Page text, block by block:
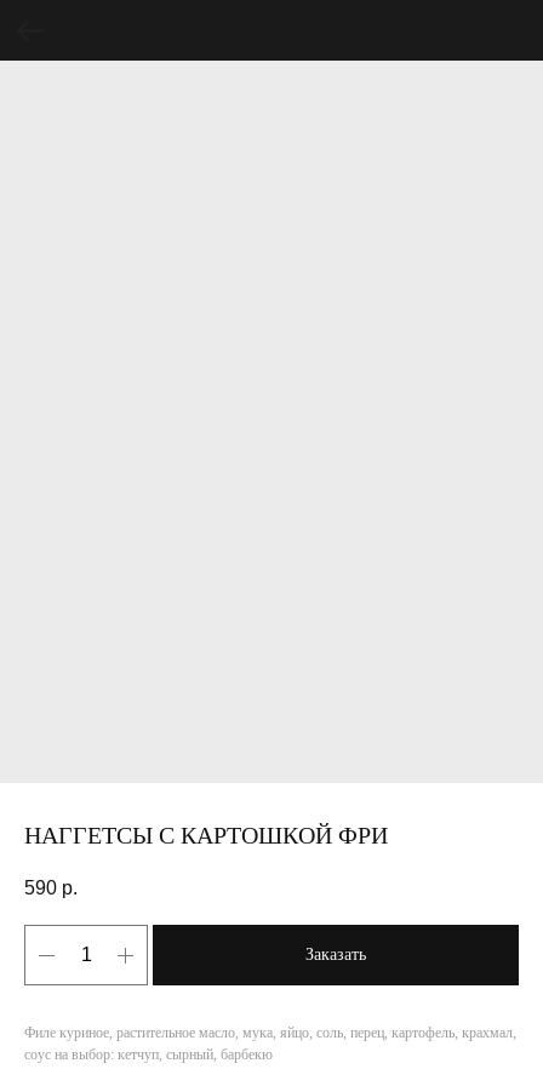
НАГГЕТСЫ С КАРТОШКОЙ ФРИ
590 р.
Заказать
Филе куриное, растительное масло, мука, яйцо, соль, перец, картофель, крахмал,
соус на выбор: кетчуп, сырный, барбекю